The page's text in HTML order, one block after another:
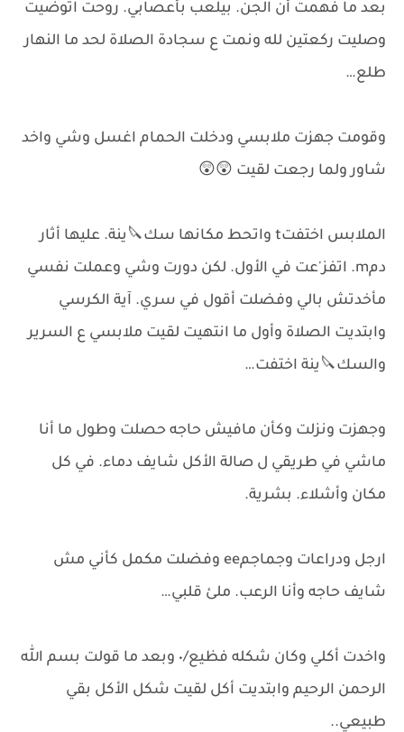
بعد ما فهمت أن الجن. بيلعب بأعصابي. روحت اتوضيت
وصليت ركعتين لله ونمت ع سجادة الصلاة لحد ما النهار
طلع…
وقومت جهزت ملابسي ودخلت الحمام اغسل وشي واخد
شاور ولما رجعت لقيت 😲😲
الملابس اختفتt واتحط مكانها سك🔪ينة. عليها أثار
دمm. اتفز'عت في الأول. لكن دورت وشي وعملت نفسي
مأخدتش بالي وفضلت أقول في سري. آية الكرسي
وابتديت الصلاة وأول ما انتهيت لقيت ملابسي ع السرير
والسك🔪ينة اختفت…
وجهزت ونزلت وكأن مافيش حاجه حصلت وطول ما أنا
ماشي في طريقي ل صالة الأكل شايف دماء. في كل
مكان وأشلاء. بشرية.
ارجل ودراعات وجماجمee وفضلت مكمل كأني مش
شايف حاجه وأنا الرعب. ملئ قلبي…
واخدت أكلي وكان شكله فظيع/٠ وبعد ما قولت بسم الله
الرحمن الرحيم وابتديت أكل لقيت شكل الأكل بقي
طبيعي..